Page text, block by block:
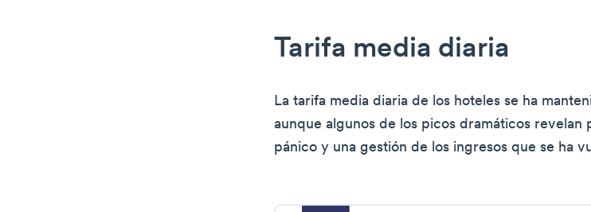
Tarifa media diaria
La tarifa media diaria de los hoteles se ha
aunque algunos de los picos dramáticos revelan
pánico y una gestión de los ingresos que se ha